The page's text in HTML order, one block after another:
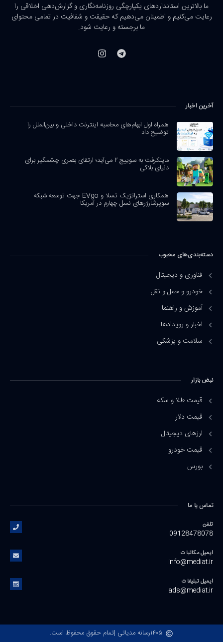
ما بالاترین استانداردهای یکپارچگی روزنامه‌نگاری و گزارش‌دهی اخلاقی را
رعایت می‌کنیم و اطمینان می‌دهیم که حقیقت و شفافیت در تمامی محتوای
ما برجسته و رعایت شود.
آخرین اخبار
همراه اول ابهام‌های محاسبه اینترنت داخلی و بین‌الملل را
توضیح داد
ماینکرفت به سوییچ ۲ می‌آید؛ ارتقای بصری چشمگیر برای
دنیای بلاکی
همکاری استراتژیک تسلا و EVgo جهت توسعه شبکه
سوپرشارژرهای نسل چهارم در آمریکا
دسته‌بندی‌های محبوب
فناوری و دیجیتال
خودرو و حمل و نقل
آموزش و راهنما
اخبار و رویدادها
سلامت و پزشکی
نبض بازار
قیمت طلا و سکه
قیمت دلار
ارزهای دیجیتال
قیمت خودرو
بورس
تماس یا ما
تلفن
09128478078
ایمیل مکاتبات
info@mediat.ir
ایمیل تبلیغات
ads@mediat.ir
۱۴۰۵رسانه مدیاتی |تمام حقوق محفوظ است.